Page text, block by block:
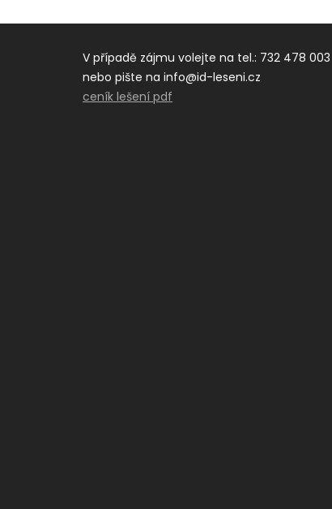
V případě zájmu volejte na tel.: 732 478 003
nebo pište na info@id-leseni.cz
ceník lešení pdf